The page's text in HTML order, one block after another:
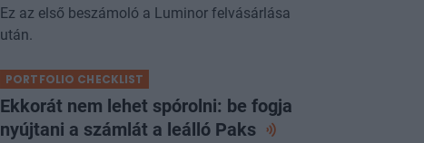
Ez az első beszámoló a Luminor felvásárlása
után.
PORTFOLIO CHECKLIST
Ekkorát nem lehet spórolni: be fogja
nyújtani a számlát a leálló Paks